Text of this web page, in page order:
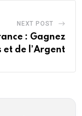
NEXT POST
: Gagnez
et de l’Argent